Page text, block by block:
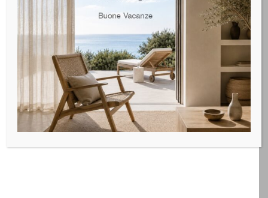
soprattutto nel montaggio e post montaggio. Ci
Prendiamo a cura del Cliente applicando
Sistematicamente...
LEGGI TUTTO